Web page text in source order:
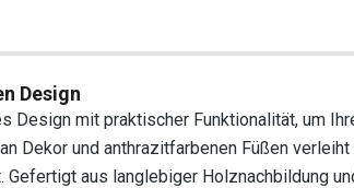
Design
Design mit praktischer Funktionalität, um
Dekor und anthrazitfarbenen Füßen
aus langlebiger Holznachbildung